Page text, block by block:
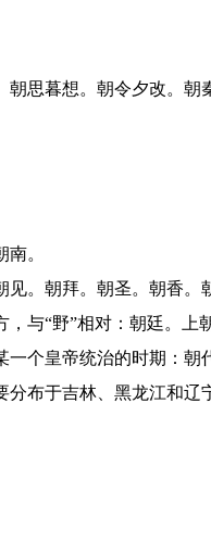
朝思暮想。朝令夕改。朝
南。
见。朝拜。朝圣。朝香。
，与“野”相对：朝廷。
一个皇帝统治的时期：朝
要分布于吉林、黑龙江和